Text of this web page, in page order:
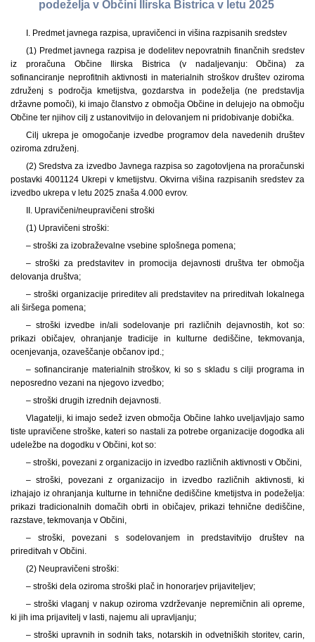
podeželja v Občini Ilirska Bistrica v letu 2025
I. Predmet javnega razpisa, upravičenci in višina razpisanih sredstev
(1) Predmet javnega razpisa je dodelitev nepovratnih finančnih sredstev
iz proračuna Občine Ilirska Bistrica (v nadaljevanju: Občina) za
sofinanciranje neprofitnih aktivnosti in materialnih stroškov društev oziroma
združenj s področja kmetijstva, gozdarstva in podeželja (ne predstavlja
državne pomoči), ki imajo članstvo z območja Občine in delujejo na območju
Občine ter njihov cilj z ustanovitvijo in delovanjem ni pridobivanje dobička.
Cilj ukrepa je omogočanje izvedbe programov dela navedenih društev
oziroma združenj.
(2) Sredstva za izvedbo Javnega razpisa so zagotovljena na proračunski
postavki 4001124 Ukrepi v kmetijstvu. Okvirna višina razpisanih sredstev za
izvedbo ukrepa v letu 2025 znaša 4.000 evrov.
II. Upravičeni/neupravičeni stroški
(1) Upravičeni stroški:
– stroški za izobraževalne vsebine splošnega pomena;
– stroški za predstavitev in promocija dejavnosti društva ter območja
delovanja društva;
– stroški organizacije prireditev ali predstavitev na prireditvah lokalnega
ali širšega pomena;
– stroški izvedbe in/ali sodelovanje pri različnih dejavnostih, kot so:
prikazi običajev, ohranjanje tradicije in kulturne dediščine, tekmovanja,
ocenjevanja, ozaveščanje občanov ipd.;
– sofinanciranje materialnih stroškov, ki so s skladu s cilji programa in
neposredno vezani na njegovo izvedbo;
– stroški drugih izrednih dejavnosti.
Vlagatelji, ki imajo sedež izven območja Občine lahko uveljavljajo samo
tiste upravičene stroške, kateri so nastali za potrebe organizacije dogodka ali
udeležbe na dogodku v Občini, kot so:
– stroški, povezani z organizacijo in izvedbo različnih aktivnosti v Občini,
– stroški, povezani z organizacijo in izvedbo različnih aktivnosti, ki
izhajajo iz ohranjanja kulturne in tehnične dediščine kmetijstva in podeželja:
prikazi tradicionalnih domačih obrti in običajev, prikazi tehnične dediščine,
razstave, tekmovanja v Občini,
– stroški, povezani s sodelovanjem in predstavitvijo društev na
prireditvah v Občini.
(2) Neupravičeni stroški:
– stroški dela oziroma stroški plač in honorarjev prijaviteljev;
– stroški vlaganj v nakup oziroma vzdrževanje nepremičnin ali opreme,
ki jih ima prijavitelj v lasti, najemu ali upravljanju;
– stroški upravnih in sodnih taks, notarskih in odvetniških storitev, carin,